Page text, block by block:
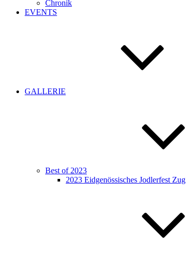
Chronik
EVENTS
GALLERIE
Best of 2023
2023 Eidgenössisches Jodlerfest Zug